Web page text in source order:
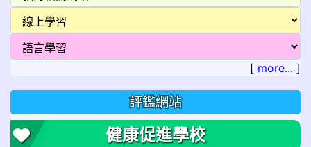
[ more... ]
評鑑網站
健康促進學校